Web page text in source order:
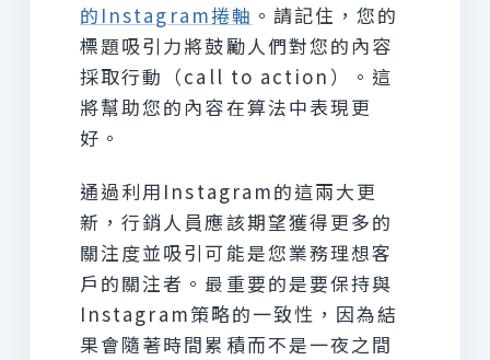
的Instagram捲軸 。請記住，您的
標題吸引力將鼓勵人們對您的內容
採取行動（call to action）。這
將幫助您的內容在算法中表現更
好。
通過利用Instagram的這兩大更
新，行銷人員應該期望獲得更多的
關注度並吸引可能是您業務理想客
戶的關注者。最重要的是要保持與
Instagram策略的一致性，因為結
果會隨著時間累積而不是一夜之間